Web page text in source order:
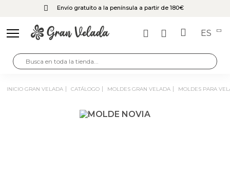
Envío gratuito a la península a partir de 180€
ES
INICIO GRAN VELADA CATÁLOGO MOLDES GRAN VELADA MOLDES PARA